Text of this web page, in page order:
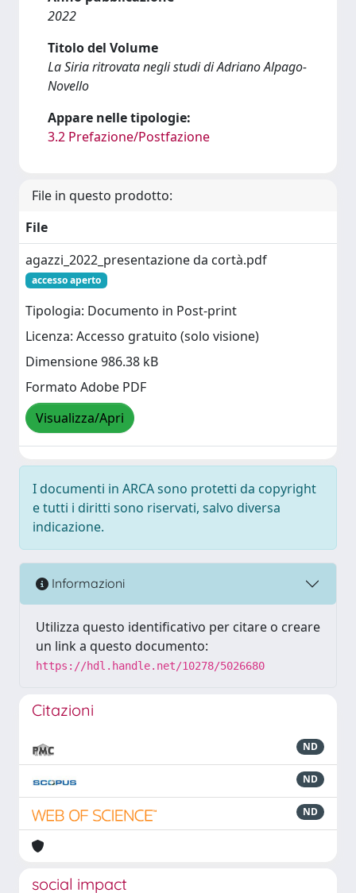
2022
Titolo del Volume
La Siria ritrovata negli studi di Adriano Alpago-
Novello
Appare nelle tipologie:
3.2 Prefazione/Postfazione
File in questo prodotto:
File
agazzi_2022_presentazione da cortà.pdf
accesso aperto
Tipologia: Documento in Post-print
Licenza: Accesso gratuito (solo visione)
Dimensione 986.38 kB
Formato Adobe PDF
Visualizza/Apri
I documenti in ARCA sono protetti da copyright
e tutti i diritti sono riservati, salvo diversa
indicazione.
Informazioni
Utilizza questo identificativo per citare o creare
un link a questo documento:
https://hdl.handle.net/10278/5026680
Citazioni
ND
ND
ND
social impact